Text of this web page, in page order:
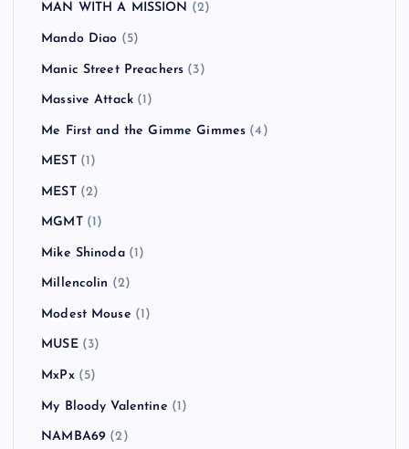
MAN WITH A MISSION (2)
Mando Diao (5)
Manic Street Preachers (3)
Massive Attack (1)
Me First and the Gimme Gimmes (4)
MEST(1)
MEST(2)
MGMT(1)
Mike Shinoda(1)
Millencolin (2)
Modest Mouse (1)
MUSE(3)
MxPx(5)
My Bloody Valentine (1)
NAMBA69 (2)